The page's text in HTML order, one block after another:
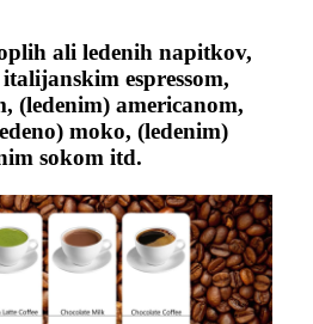
ali ledenih napitkov,
espressom,
(ledenim) americanom,
moko, (ledenim)
sokom itd.